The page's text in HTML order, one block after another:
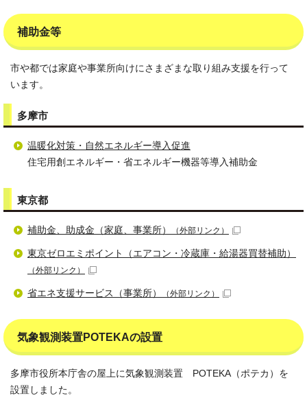
補助金等
市や都では家庭や事業所向けにさまざまな取り組み支援を行って
います。
多摩市
温暖化対策・自然エネルギー導入促進
住宅用創エネルギー・省エネルギー機器等導入補助金
東京都
補助金、助成金（家庭、事業所） （外部リンク）
東京ゼロエミポイント（エアコン・冷蔵庫・給湯器買替補助）
（外部リンク）
省エネ支援サービス（事業所） （外部リンク）
気象観測装置POTEKAの設置
多摩市役所本庁舎の屋上に気象観測装置 POTEKA（ポテカ）を
設置しました。